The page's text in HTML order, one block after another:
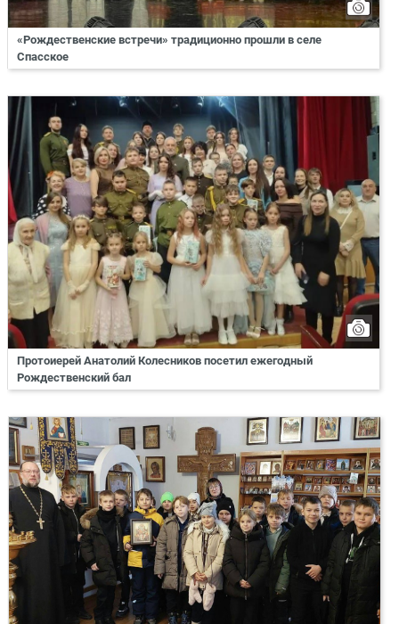
«Рождественские встречи» традиционно прошли в селе
Спасское
Протоиерей Анатолий Колесников посетил ежегодный
Рождественский бал